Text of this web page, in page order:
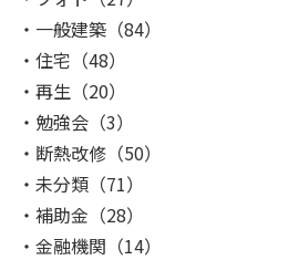
一般建築 （84）
住宅 （48）
再生 （20）
勉強会 （3）
断熱改修 （50）
未分類 （71）
補助金 （28）
金融機関 （14）